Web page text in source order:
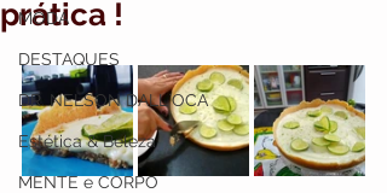
MODA
DESTAQUES
DR. NELSON DALL`OCA
Estética & Beleza
MENTE e CORPO
prática !